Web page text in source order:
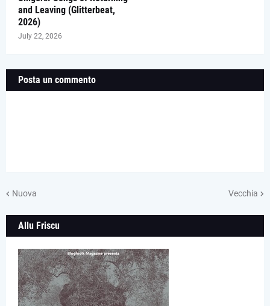
and Leaving (Glitterbeat,
2026)
July 22, 2026
Posta un commento
Nuova Vecchia
Allu Friscu